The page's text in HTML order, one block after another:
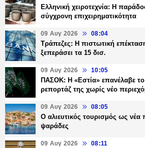
Ελληνική χειροτεχνία: Η
σύγχρονη επιχειρηματικότητα
09 Αυγ 2026 08:04
Τράπεζες: H πιστωτική
ξεπεράσει τα 15 δισ.
09 Αυγ 2026 10:05
ΠΑΣΟΚ: Η «Εστία» επανέλαβε
ρεπορτάζ της χωρίς νέο
09 Αυγ 2026 08:05
Ο αλιευτικός τουρισμός ως νέα
ψαράδες
09 Αυγ 2026 08:11